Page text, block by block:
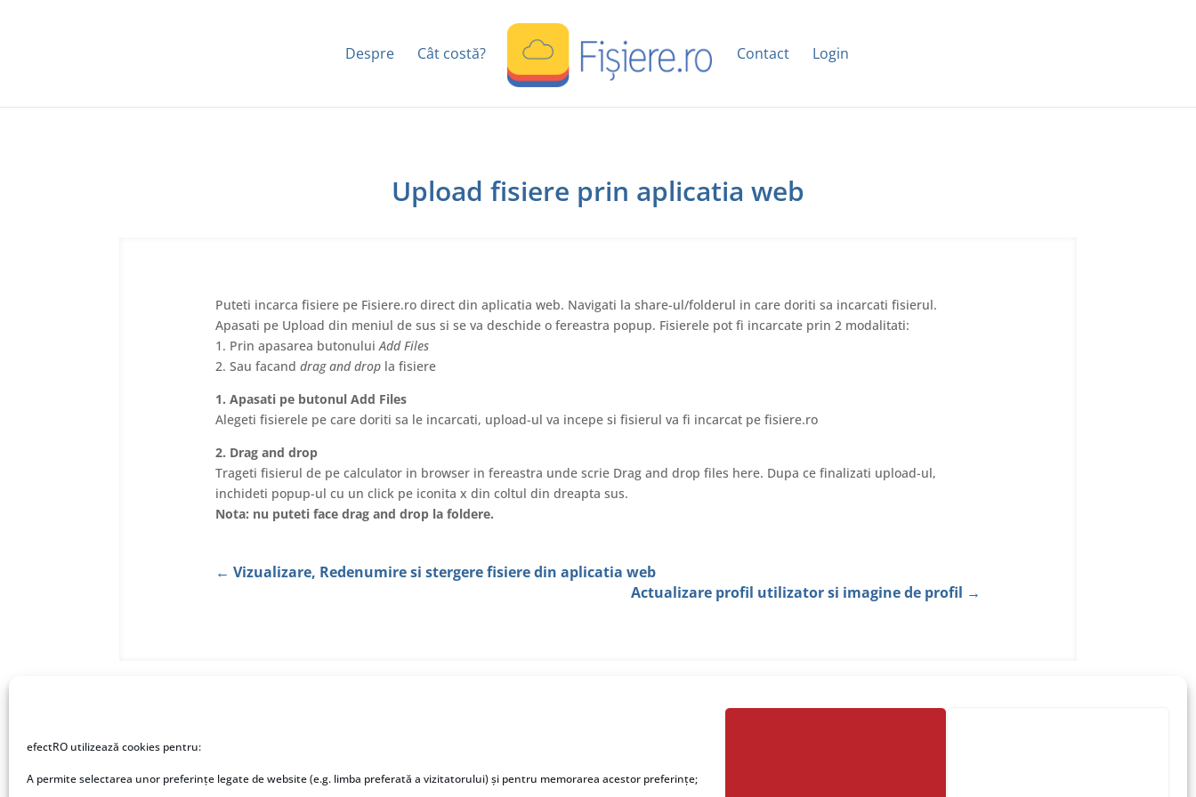
efectRO utilizează cookies pentru:
A permite selectarea unor preferințe legate de website (e.g. limba preferată a vizitatorului) și pentru memorarea acestor preferințe;
Despre Cât costă? Contact Login
Upload fisiere prin aplicatia web
Puteti incarca fisiere pe Fisiere.ro direct din aplicatia web. Navigati la share-ul/folderul in care doriti sa incarcati fisierul.
Apasati pe Upload din meniul de sus si se va deschide o fereastra popup. Fisierele pot fi incarcate prin 2 modalitati:
1. Prin apasarea butonuluiAdd Files
2. Sau facand drag and dropla fisiere
1. Apasati pe butonul Add Files
Alegeti fisierele pe care doriti sa le incarcati, upload-ul va incepe si fisierul va fi incarcat pe fisiere.ro
2. Drag and drop
Trageti fisierul de pe calculator in browser in fereastra unde scrie Drag and drop files here. Dupa ce finalizati upload-ul,
inchideti popup-ul cu un click pe iconita x din coltul din dreapta sus.
Nota: nu puteti face drag and drop la foldere.
← Vizualizare, Redenumire si stergere fisiere din aplicatia web
Actualizare profil utilizator si imagine de profil →
Despre Fisiere.ro Despre noi